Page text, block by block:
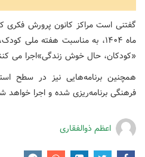
ماه ۱۴۰۴، به مناسبت هفته ملی
«کودکان، حال خوش زندگی»اجرا می
همچنین برنامه‌هایی نیز در سطح
فرهنگی برنامه‌ریزی شده و اجرا خواهد
اعظم ذوالفقاری